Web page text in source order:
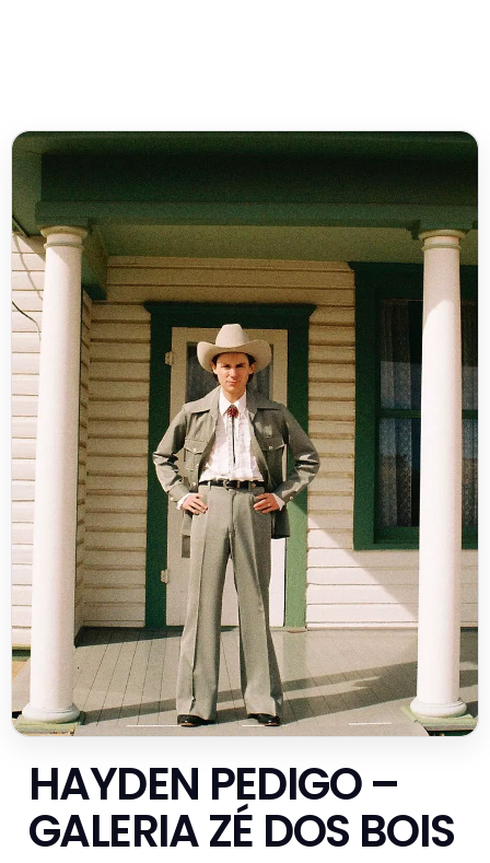
HAYDEN PEDIGO –
GALERIA ZÉ DOS BOIS